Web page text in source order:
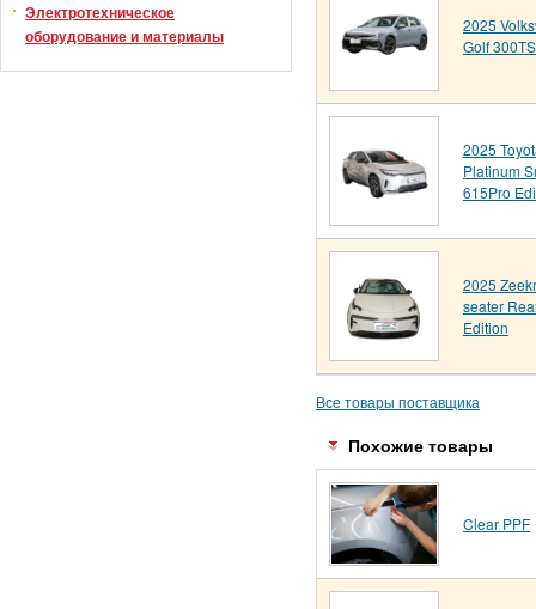
Электротехническое
оборудование и материалы
2025
Golf
2025
Platinum
615Pro
2025
seater
Edition
Все товары поставщика
Похожие товары
Clear PPF